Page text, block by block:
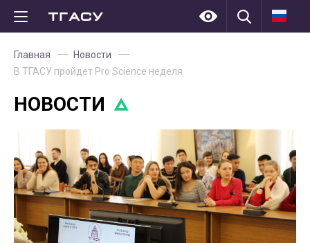
Главная
Новости
В ТГАСУ пройдет Pro Science неделя
НОВОСТИ